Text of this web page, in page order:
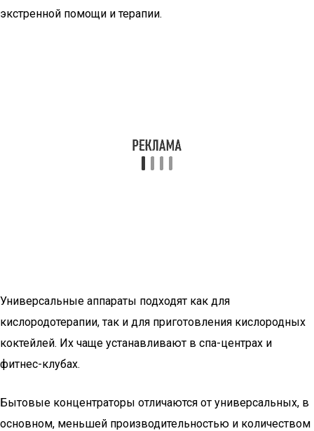
экстренной помощи и терапии.
Универсальные аппараты подходят как для
кислородотерапии, так и для приготовления кислородных
коктейлей. Их чаще устанавливают в спа-центрах и
фитнес-клубах.
Бытовые концентраторы отличаются от универсальных, в
основном, меньшей производительностью и количеством